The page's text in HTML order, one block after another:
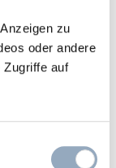
zu
oder andere
Zugriffe auf